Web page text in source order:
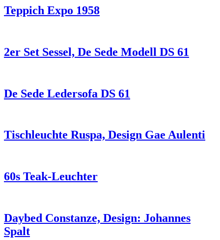
Teppich Expo 1958
2er Set Sessel, De Sede Modell DS 61
De Sede Ledersofa DS 61
Tischleuchte Ruspa, Design Gae Aulenti
60s Teak-Leuchter
Daybed Constanze, Design: Johannes
Spalt